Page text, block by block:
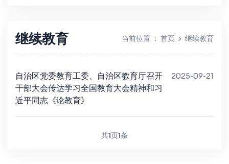
继续教育 当前位置 ： 首页 继续教育
自治区党委教育工委、自治区教育厅召开
干部大会传达学习全国教育大会精神和习
近平同志《论教育》
2025-09-21
共1页1条